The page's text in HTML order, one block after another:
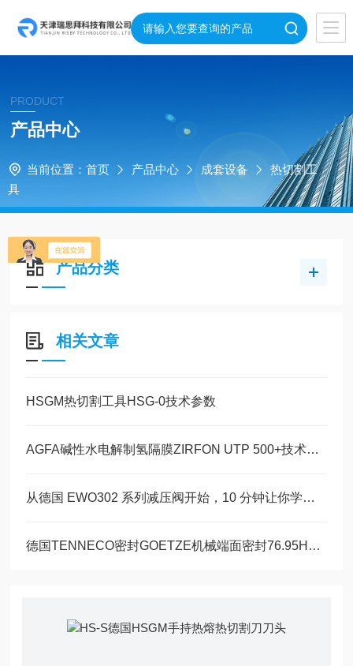
PRODUCT
产品中心
当前位置： 首页 产品中心 成套设备
热切割工
具
产品分类
相关文章
HSGM热切割工具HSG-0技术参数
AGFA碱性水电解制氢隔膜ZIRFON UTP 500+技术参数
从德国 EWO302 系列减压阀开始，10 分钟让你学会减压阀
德国TENNECO密封GOETZE机械端面密封76.95H型技术特点